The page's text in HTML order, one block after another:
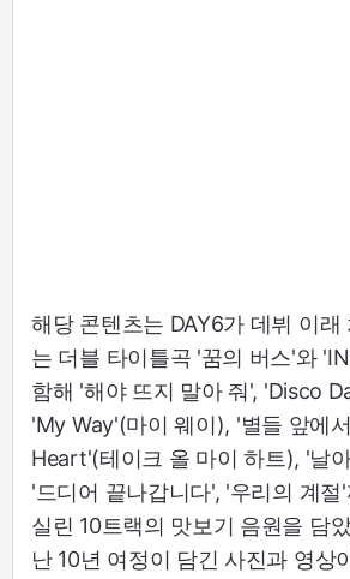
해당 콘텐츠는 DAY6가 데뷔 이래
는 더블 타이틀곡 '꿈의 버스'와
함해 '해야 뜨지 말아 줘', 'Disco
'My Way'(마이 웨이), '별들 앞에
Heart'(테이크 올 마이 하트), '날
'드디어 끝나갑니다', '우리의 계절
실린 10트랙의 맛보기 음원을 담
난 10년 여정이 담긴 사진과 영상